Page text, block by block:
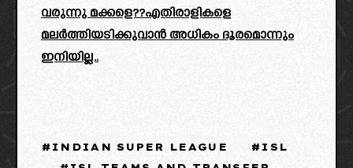
വരുന്നു മക്കളെ??എതിരാളികളെ
മലർത്തിയടിക്കുവാൻ അധികം ദൂരമൊന്നും
ഇനിയില്ല..
INDIAN SUPER LEAGUE
ISL